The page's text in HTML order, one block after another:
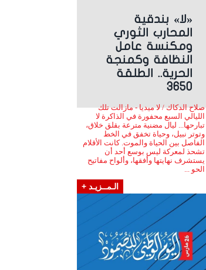
«لا» بندقية
المحارب الثوري
ومكنسة عامل
النظافة وكمنجة
الحرية.. الطلقة
3650
صلاح الدكاك / لا ميديا - مازالت تلك
الليالي السبع محفورة في الذاكرة لا
تبارحها... ليال مضنية مترعة بقلق خلاق،
وتوتر نبيل، وحياة تخفق في الخط
الفاصل بين الحياة والموت. كانت الأقلام
تشحذ لمعركة ليس بوسع أحد أن
يستشرف نهايتها وأفقها، وألواح مفاتيح
الحو ...
الـمــزيـد +